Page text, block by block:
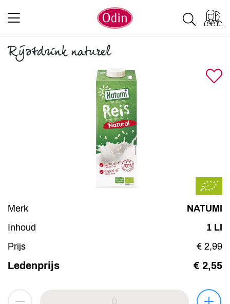
Rijstdrink naturel
Merk
NATUMI
Inhoud
1 LI
Prijs
€ 2,99
Ledenprijs € 2,55